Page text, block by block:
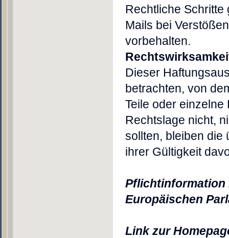
Rechtliche Schritte
Mails bei
vorbehalten.
Dieser
betrachten, von
Teile oder
Rechtslage nicht,
sollten, bleiben die
ihrer Gültigkeit
Pflichtinformation
Europäischen
Link zur